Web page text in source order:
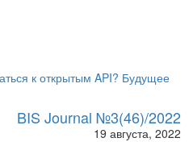
к открытым API? Будущее
BIS Journal №3(46)/2022
19 августа, 2022